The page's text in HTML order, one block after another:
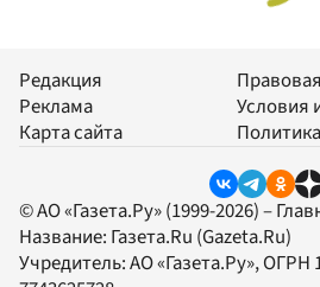
Редакция
Реклама
Карта сайта
Условия
© АО «Газета.Ру» (1999-2026) –
Название: Газета.Ru (Gazeta.Ru)
Учредитель:АО «Газета.Ру», ОГРН